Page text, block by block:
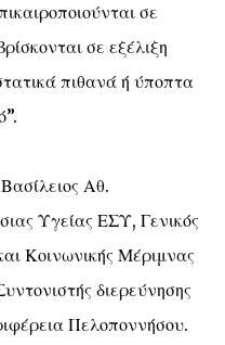
σε
σε εξέλιξη
πιθανά ή ύποπτα
Αθ.
Υγείας ΕΣΥ, Γενικός
Κοινωνικής Μέριμνας
διερεύνησης
Πελοποννήσου.